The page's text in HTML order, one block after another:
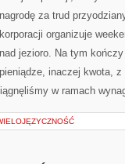
nagrodę za trud
korporacji organizuje
nad jezioro. Na tym
inaczej kwota,
w ramach